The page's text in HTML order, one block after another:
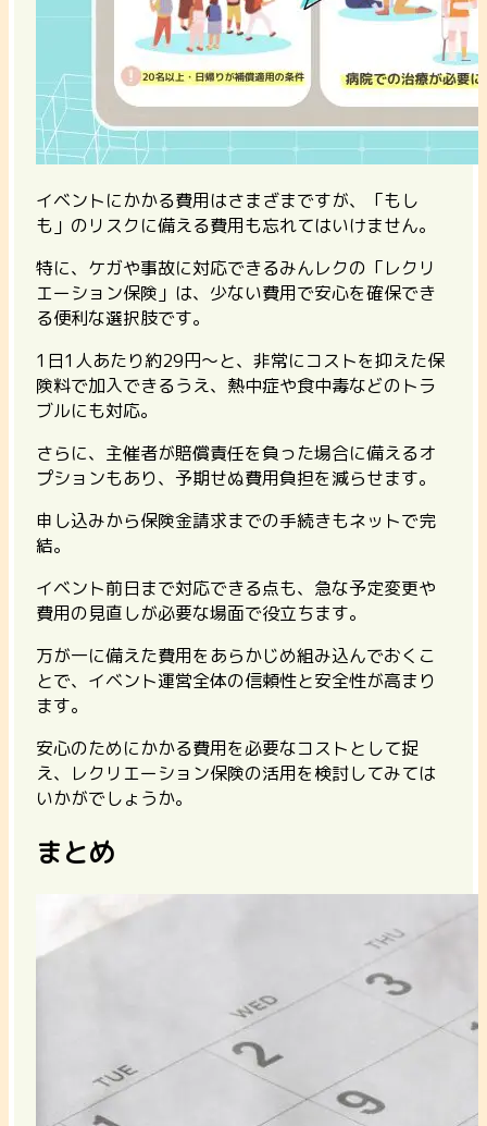
イベントにかかる費用はさまざまですが、「もし
も」のリスクに備える費用も忘れてはいけません。
特に、ケガや事故に対応できるみんレクの「レクリ
エーション保険」は、少ない費用で安心を確保でき
る便利な選択肢です。
1日1人あたり約29円〜と、非常にコストを抑えた保
険料で加入できるうえ、熱中症や食中毒などのトラ
ブルにも対応。
さらに、 主催者が賠償責任を負った場合に備えるオ
プションもあり、予期せぬ費用負担を減らせます。
申し込みから保険金請求までの手続きもネットで完
結。
イベント前日まで対応できる点も、急な予定変更や
費用の見直しが必要な場面で役立ちます。
万が一に備えた費用をあらかじめ組み込んでおくこ
とで、イベント運営全体の信頼性と安全性が高まり
ます。
安心のためにかかる費用を必要なコストとして捉
え、レクリエーション保険の活用を検討してみては
いかがでしょうか。
まとめ